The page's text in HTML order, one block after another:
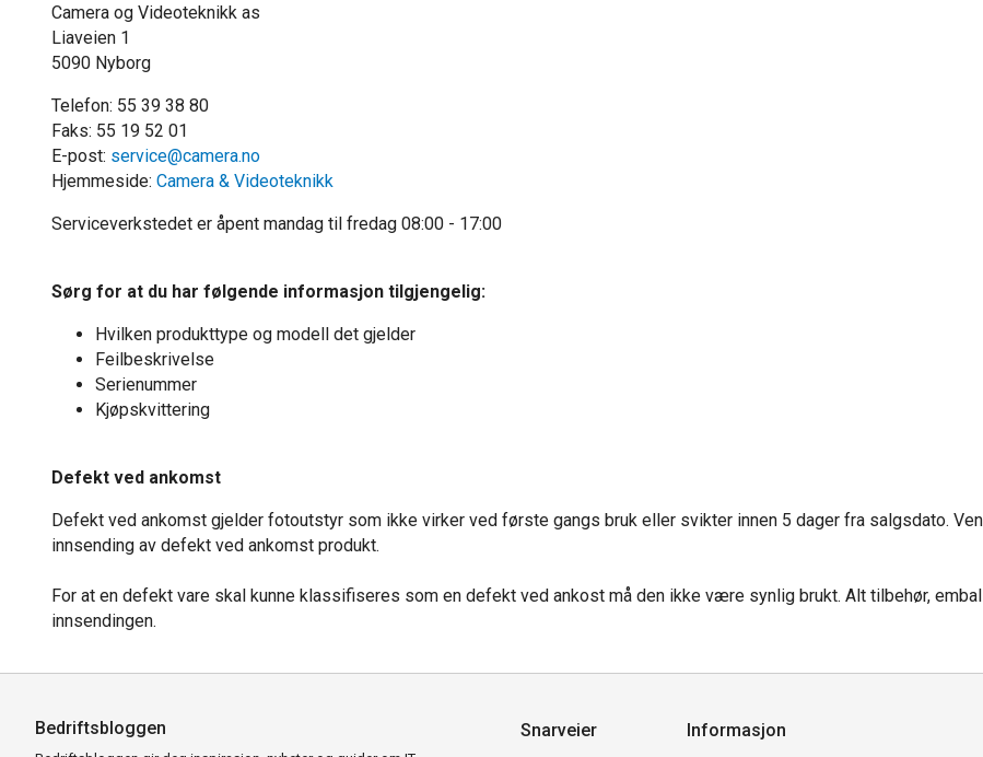
Camera og Videoteknikk as
Liaveien 1
5090 Nyborg
Telefon: 55 39 38 80
Faks: 55 19 52 01
E-post: service@camera.no
Hjemmeside: Camera & Videoteknikk
Serviceverkstedet er åpent mandag til fredag 08:00 - 17:00
Sørg for at du har følgende informasjon tilgjengelig:
Hvilken produkttype og modell det gjelder
Feilbeskrivelse
Serienummer
Kjøpskvittering
Defekt ved ankomst
Defekt ved ankomst gjelder fotoutstyr som ikke virker ved første gangs bruk eller svikter innen 5 dager fra salgsdato.
innsending av defekt ved ankomst produkt.
For at en defekt vare skal kunne klassifiseres som en defekt ved ankost må den ikke være synlig brukt. Alt tilbehør,
innsendingen.
Bedriftsbloggen Snarveier Informasjon